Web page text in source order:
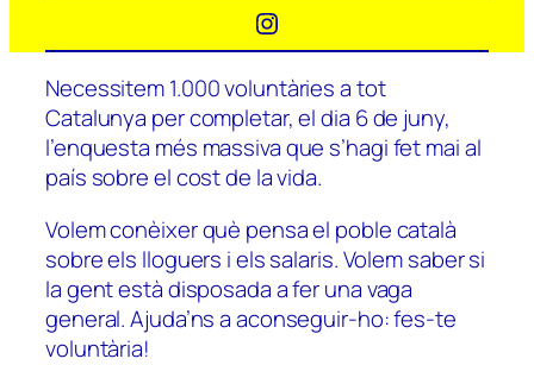
Instagram
Necessitem 1.000 voluntàries a tot
Catalunya per completar, el dia 6 de juny,
l’enquesta més massiva que s’hagi fet mai al
país sobre el cost de la vida.
Volem conèixer què pensa el poble català
sobre els lloguers i els salaris. Volem saber si
la gent està disposada a fer una vaga
general. Ajuda’ns a aconseguir-ho: fes-te
voluntària!